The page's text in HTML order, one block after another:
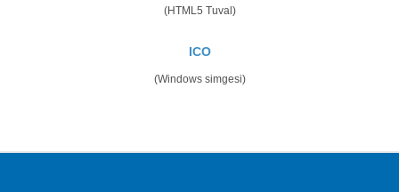
(HTML5 Tuval)
ICO
(Windows simgesi)